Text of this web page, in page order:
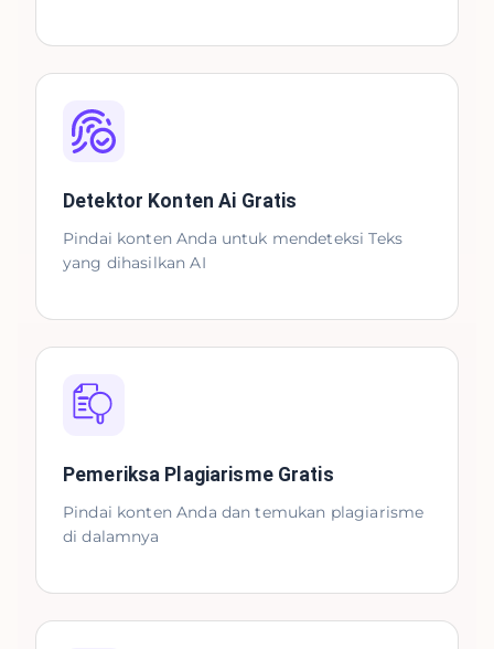
Detektor Konten Ai Gratis
Pindai konten Anda untuk mendeteksi Teks
yang dihasilkan AI
Pemeriksa Plagiarisme Gratis
Pindai konten Anda dan temukan plagiarisme
di dalamnya